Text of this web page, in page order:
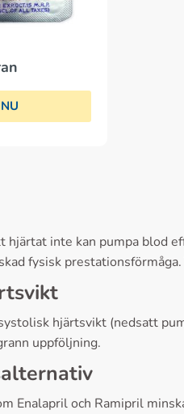
hjärtat inte kan pumpa blod
fysisk
hjärtsvikt (nedsatt
uppföljning.
Enalapril och Ramipril